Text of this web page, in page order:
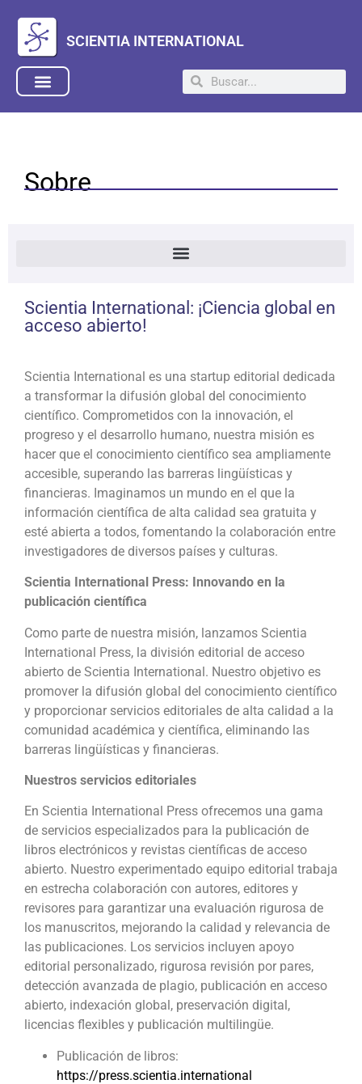
SCIENTIA INTERNATIONAL
Sobre
Scientia International: ¡Ciencia global en
acceso abierto!
Scientia International es una startup editorial dedicada
a transformar la difusión global del conocimiento
científico. Comprometidos con la innovación, el
progreso y el desarrollo humano, nuestra misión es
hacer que el conocimiento científico sea ampliamente
accesible, superando las barreras lingüísticas y
financieras. Imaginamos un mundo en el que la
información científica de alta calidad sea gratuita y
esté abierta a todos, fomentando la colaboración entre
investigadores de diversos países y culturas.
Scientia International Press: Innovando en la
publicación científica
Como parte de nuestra misión, lanzamos Scientia
International Press, la división editorial de acceso
abierto de Scientia International. Nuestro objetivo es
promover la difusión global del conocimiento científico
y proporcionar servicios editoriales de alta calidad a la
comunidad académica y científica, eliminando las
barreras lingüísticas y financieras.
Nuestros servicios editoriales
En Scientia International Press ofrecemos una gama
de servicios especializados para la publicación de
libros electrónicos y revistas científicas de acceso
abierto. Nuestro experimentado equipo editorial trabaja
en estrecha colaboración con autores, editores y
revisores para garantizar una evaluación rigurosa de
los manuscritos, mejorando la calidad y relevancia de
las publicaciones. Los servicios incluyen apoyo
editorial personalizado, rigurosa revisión por pares,
detección avanzada de plagio, publicación en acceso
abierto, indexación global, preservación digital,
licencias flexibles y publicación multilingüe.
Publicación de libros:
https://press.scientia.international